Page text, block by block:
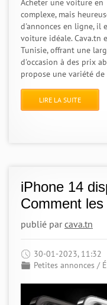
Acheter une voiture en
complexe, mais
d'annonces en ligne, il
voiture idéale. Cava.tn
Tunisie, offrant une
d'occasion à des prix
propose une variété
LIRE LA SUITE
iPhone 14
Comment
publié parcava.tn
30-01-2023, 11:32
Petites annonces /